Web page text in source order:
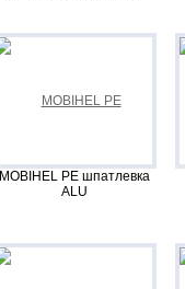
MOBIHEL PE шпатлевка
ALU